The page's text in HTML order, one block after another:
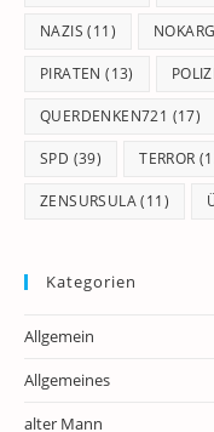
NAZIS (11)
PIRATEN (13)
QUERDENKEN721 (17)
SPD (39) TERROR
ZENSURSULA(11)
Kategorien
Allgemein
Allgemeines
alter Mann